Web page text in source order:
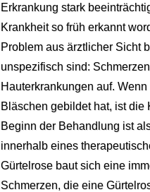
Erkrankung stark
Krankheit so früh erkannt
Problem aus ärztlicher Sicht
unspezifisch sind:
Hauterkrankungen auf.
Bläschen gebildet hat, ist
Beginn der Behandlung ist
innerhalb eines
Gürtelrose baut sich eine
Schmerzen, die eine